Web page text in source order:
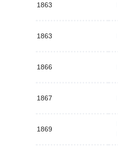
1863
1863
1866
1867
1869